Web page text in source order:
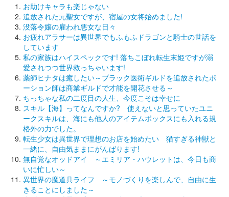
お助けキャラも楽じゃない
追放された元聖女ですが、宿屋の女将始めました!
没落令嬢の雇われ悪女な日々
お疲れアラサーは異世界でもふもふドラゴンと騎士の世話を
しています
私の家族はハイスペックです! 落ちこぼれ転生末姫ですが溺
愛されつつ世界救っちゃいます!
薬師ヒナタは癒したい～ブラック医術ギルドを追放されたポ
ーション師は商業ギルドで才能を開花させる～
ちっちゃな私の二度目の人生、今度こそは幸せに
スキル【海】ってなんですか? 使えないと思っていたユニ
ークスキルは、海にも他人のアイテムボックスにも入れる規
格外の力でした。
転生少女は異世界で理想のお店を始めたい 猫すぎる神獣と
一緒に、自由気ままにがんばります!
無自覚なオッドアイ ～エミリア・ハウレットは、今日も商
いに忙しい～
異世界の魔道具ライフ ～モノづくりを楽しんで、自由に生
きることにしました～